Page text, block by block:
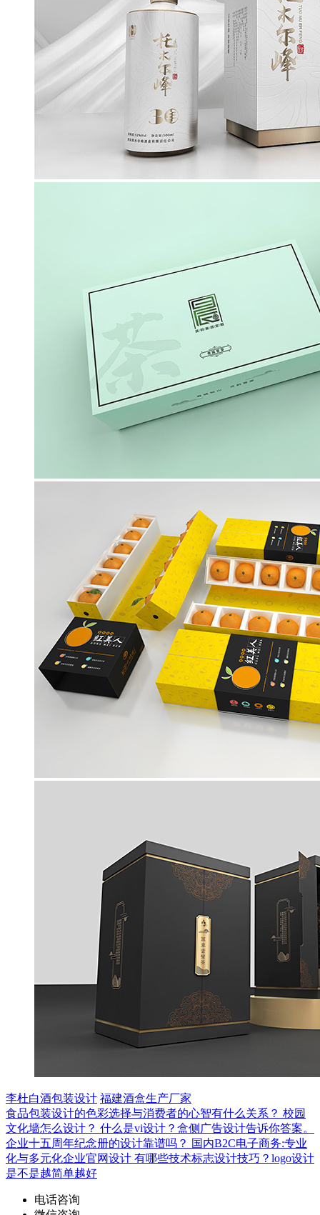
李杜白酒包装设计 福建酒盒生产厂家
食品包装设计的色彩选择与消费者的心智有什么关系？ 校园
文化墙怎么设计？ 什么是vi设计？盒侧广告设计告诉你答案。
企业十五周年纪念册的设计靠谱吗？ 国内B2C电子商务:专业
化与多元化企业官网设计 有哪些技术标志设计技巧？logo设计
是不是越简单越好
电话咨询